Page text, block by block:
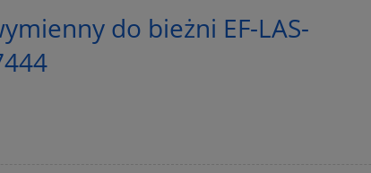
do bieżni EF-LAS-